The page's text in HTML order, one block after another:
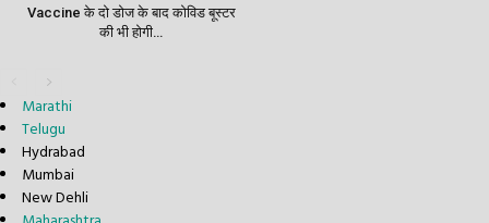
Vaccine के दो डोज के बाद कोविड बूस्टर
की भी होगी…
Marathi
Telugu
Hydrabad
Mumbai
New Dehli